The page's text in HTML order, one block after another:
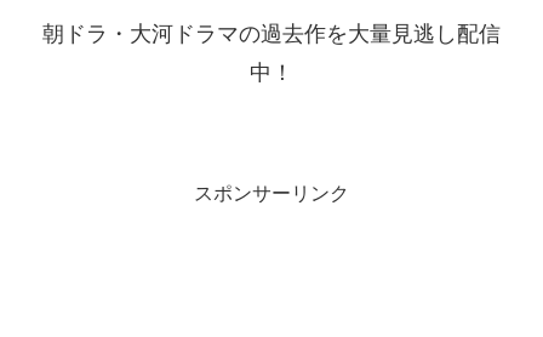
朝ドラ・大河ドラマの過去作を大量見逃し配信
中！
スポンサーリンク